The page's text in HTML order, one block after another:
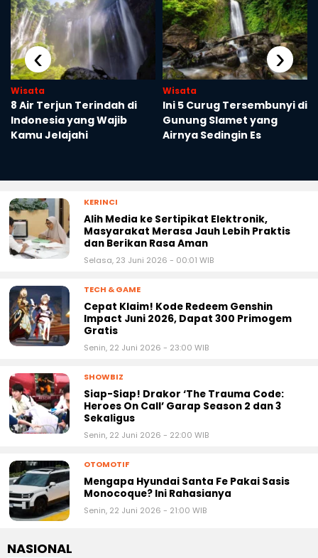
Wisata
8 Air Terjun Terindah di
Indonesia yang Wajib
Kamu Jelajahi
Wisata
Ini 5 Curug Tersembunyi di
Gunung Slamet yang
Airnya Sedingin Es
‹ ›
KERINCI
Alih Media ke Sertipikat Elektronik,
Masyarakat Merasa Jauh Lebih Praktis
dan Berikan Rasa Aman
Selasa, 23 Juni 2026 - 00:01 WIB
TECH & GAME
Cepat Klaim! Kode Redeem Genshin
Impact Juni 2026, Dapat 300 Primogem
Gratis
Senin, 22 Juni 2026 - 23:00 WIB
SHOWBIZ
Siap-Siap! Drakor ‘The Trauma Code:
Heroes On Call’ Garap Season 2 dan 3
Sekaligus
Senin, 22 Juni 2026 - 22:00 WIB
OTOMOTIF
Mengapa Hyundai Santa Fe Pakai Sasis
Monocoque? Ini Rahasianya
Senin, 22 Juni 2026 - 21:00 WIB
NASIONAL